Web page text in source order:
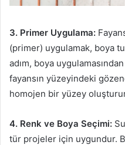
3. Primer Uygulama:
(primer) uygulamak, boya
adım, boya
fayansın yüzeyindeki
homojen bir yüzey
4. Renk ve Boya Seçimi:
tür projeler için uygundur.